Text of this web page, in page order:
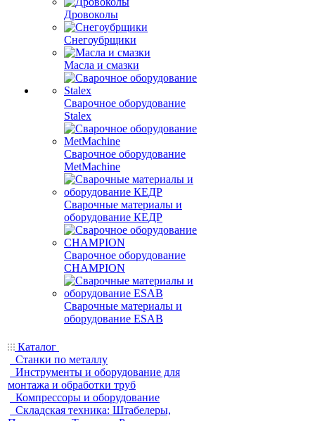
Дровоколы
Снегоубрщики
Масла и смазки
Сварочное оборудование
Stalex
Сварочное оборудование
MetMachine
Сварочные материалы и
оборудование КЕДР
Сварочное оборудование
CHAMPION
Сварочные материалы и
оборудование ESAB
Каталог
Станки по металлу
Инструменты и оборудование для
монтажа и обработки труб
Компрессоры и оборудование
Складская техника: Штабелеры,